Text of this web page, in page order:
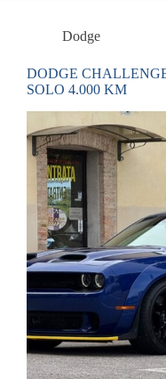
Dodge
DODGE
SOLO 4.000 KM